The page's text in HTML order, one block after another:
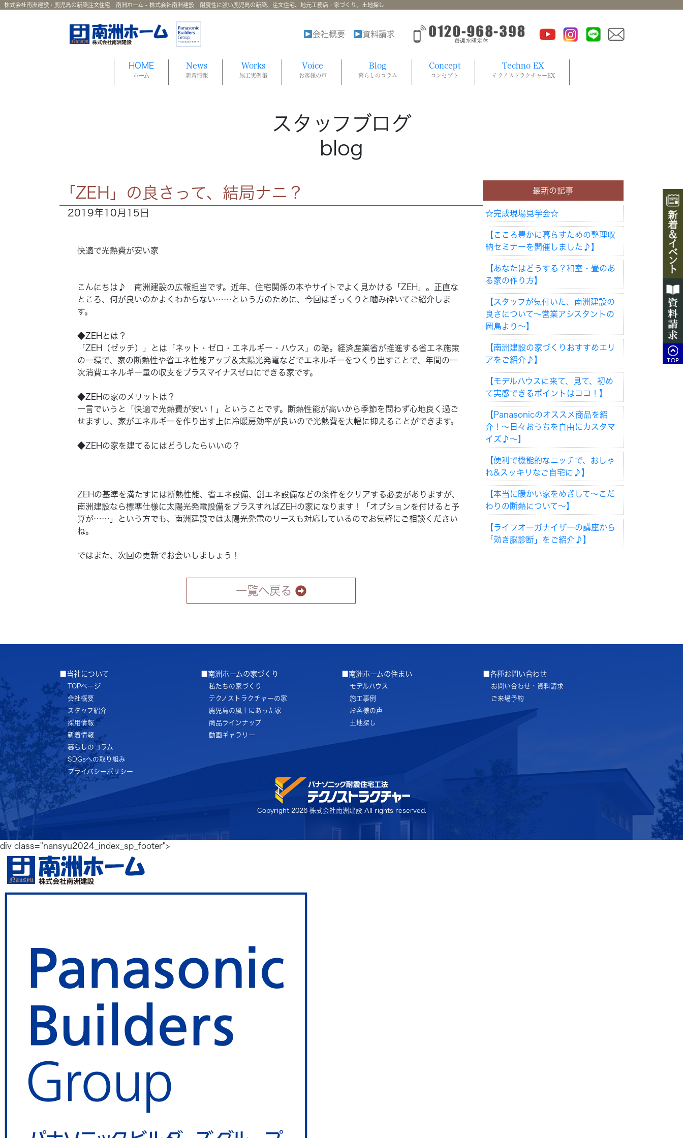
株式会社南洲建設・鹿児島の新築注文住宅 南洲ホーム - 株式会社南洲建設 耐震性に強い鹿児島の新築、注文住宅、地元工務店・家づくり、土地探し
会社概要 資料請求
HOME
ホーム
News
新着情報
Works
施工実例集
Voice
お客様の声
Blog
暮らしのコラム
Concept
コンセプト
Techno EX
テクノストラクチャーEX
スタッフブログ
blog
「ZEH」の良さって、結局ナニ？
2019年10月15日
快適で光熱費が安い家
こんにちは♪ 南洲建設の広報担当です。近年、住宅関係の本やサイトでよく見かける「ZEH」。正直な
ところ、何が良いのかよくわからない……という方のために、今回はざっくりと噛み砕いてご紹介しま
す。
◆ZEHとは？
「ZEH（ゼッチ）」とは「ネット・ゼロ・エネルギー・ハウス」の略。経済産業省が推進する省エネ施策
の一環で、家の断熱性や省エネ性能アップ＆太陽光発電などでエネルギーをつくり出すことで、年間の一
次消費エネルギー量の収支をプラスマイナスゼロにできる家です。
◆ZEHの家のメリットは？
一言でいうと「快適で光熱費が安い！」ということです。断熱性能が高いから季節を問わず心地良く過ご
せますし、家がエネルギーを作り出す上に冷暖房効率が良いので光熱費を大幅に抑えることができます。
◆ZEHの家を建てるにはどうしたらいいの？
ZEHの基準を満たすには断熱性能、省エネ設備、創エネ設備などの条件をクリアする必要がありますが、
南洲建設なら標準仕様に太陽光発電設備をプラスすればZEHの家になります！「オプションを付けると予
算が……」という方でも、南洲建設では太陽光発電のリースも対応しているのでお気軽にご相談ください
ね。
ではまた、次回の更新でお会いしましょう！
一覧へ戻る
最新の記事
☆完成現場見学会☆
【こころ豊かに暮らすための整理収
納セミナーを開催しました♪】
【あなたはどうする？和室・畳のあ
る家の作り方】
【スタッフが気付いた、南洲建設の
良さについて～営業アシスタントの
岡島より～】
【南洲建設の家づくりおすすめエリ
アをご紹介♪】
【モデルハウスに来て、見て、初め
て実感できるポイントはココ！】
【Panasonicのオススメ商品を紹
介！～日々おうちを自由にカスタマ
イズ♪～】
【便利で機能的なニッチで、おしゃ
れ&スッキリなご自宅に♪】
【本当に暖かい家をめざして～こだ
わりの断熱について～】
【ライフオーガナイザーの講座から
「効き脳診断」をご紹介♪】
■当社について
TOPページ
会社概要
スタッフ紹介
採用情報
新着情報
暮らしのコラム
SDGsへの取り組み
プライバシーポリシー
■南洲ホームの家づくり
私たちの家づくり
テクノストラクチャーの家
鹿児島の風土にあった家
商品ラインナップ
動画ギャラリー
■南洲ホームの住まい
モデルハウス
施工事例
お客様の声
土地探し
■各種お問い合わせ
お問い合わせ・資料請求
ご来場予約
Copyright 2026 株式会社南洲建設 All rights reserved.
div class="nansyu2024_index_sp_footer">